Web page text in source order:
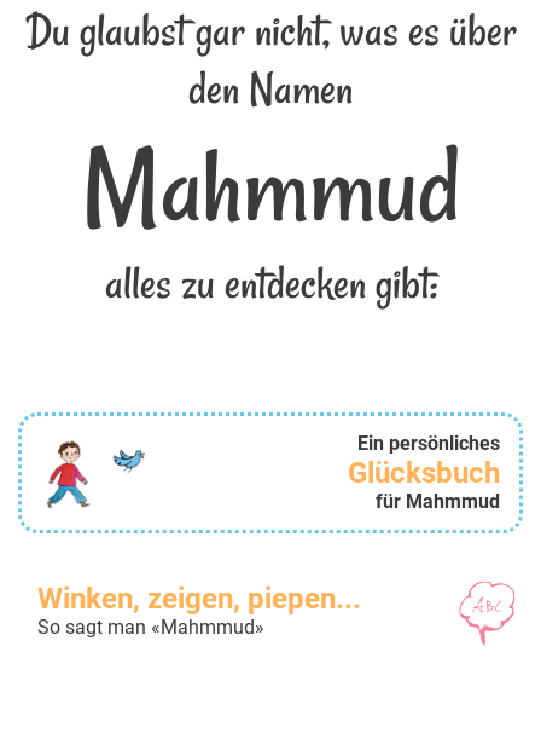
Du glaubst gar nicht, was es über
den Namen
Mahmmud
alles zu entdecken gibt:
Ein persönliches
Glücksbuch
für Mahmmud
Winken, zeigen, piepen...
So sagt man «Mahmmud»